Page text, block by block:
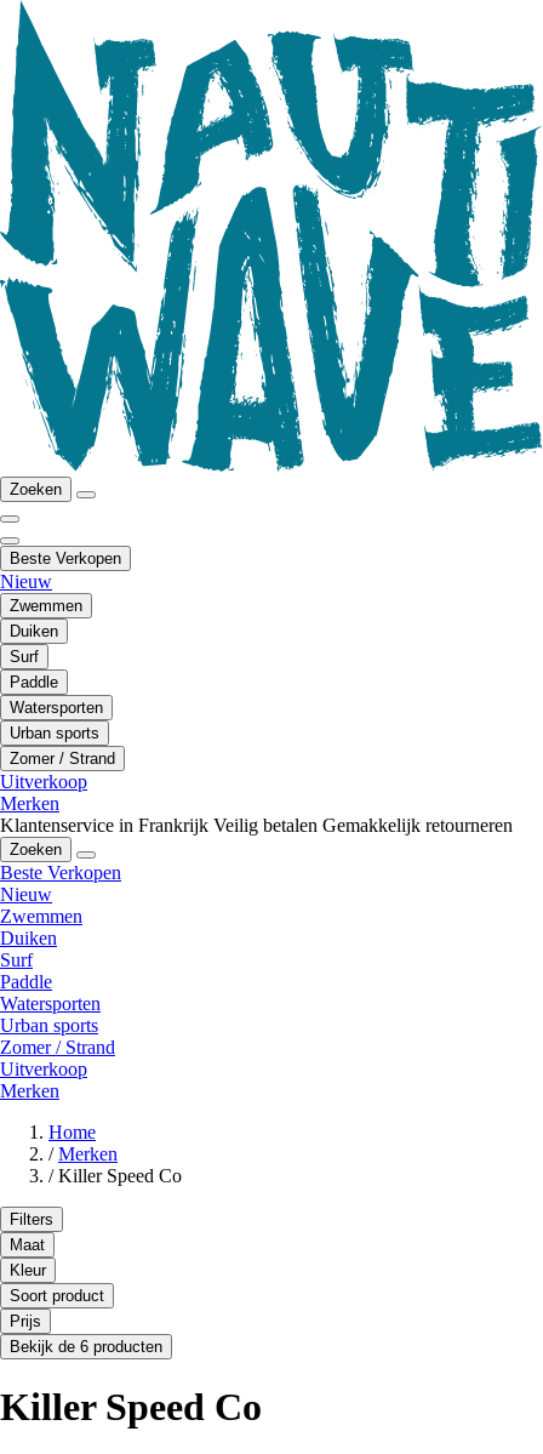
Zoeken
Beste Verkopen
Nieuw
Zwemmen
Duiken
Surf
Paddle
Watersporten
Urban sports
Zomer / Strand
Uitverkoop
Merken
Klantenservice in Frankrijk Veilig betalen Gemakkelijk retourneren
Zoeken
Beste Verkopen
Nieuw
Zwemmen
Duiken
Surf
Paddle
Watersporten
Urban sports
Zomer / Strand
Uitverkoop
Merken
Home
/ Merken
/ Killer Speed Co
Filters
Maat
Kleur
Soort product
Prijs
Bekijk de 6 producten
Killer Speed Co